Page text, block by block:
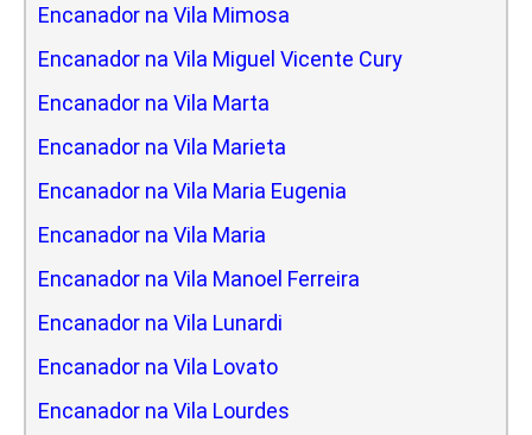
Encanador na Vila Mimosa
Encanador na Vila Miguel Vicente Cury
Encanador na Vila Marta
Encanador na Vila Marieta
Encanador na Vila Maria Eugenia
Encanador na Vila Maria
Encanador na Vila Manoel Ferreira
Encanador na Vila Lunardi
Encanador na Vila Lovato
Encanador na Vila Lourdes